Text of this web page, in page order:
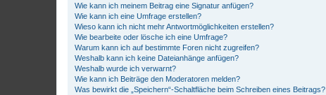
Wie kann ich meinem Beitrag eine Signatur anfügen?
Wie kann ich eine Umfrage erstellen?
Wieso kann ich nicht mehr Antwortmöglichkeiten erstellen?
Wie bearbeite oder lösche ich eine Umfrage?
Warum kann ich auf bestimmte Foren nicht zugreifen?
Weshalb kann ich keine Dateianhänge anfügen?
Weshalb wurde ich verwarnt?
Wie kann ich Beiträge den Moderatoren melden?
Was bewirkt die „Speichern“-Schaltfläche beim Schreiben eines Beitrags?